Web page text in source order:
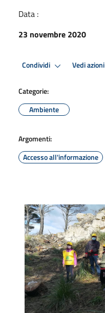
Data :
23 novembre 2020
Condividi Vedi azioni
Categorie:
Ambiente
Argomenti:
Accesso all'informazione